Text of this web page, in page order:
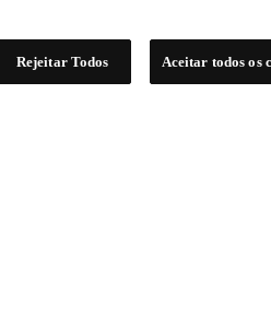
Rejeitar Todos Aceitar todos os